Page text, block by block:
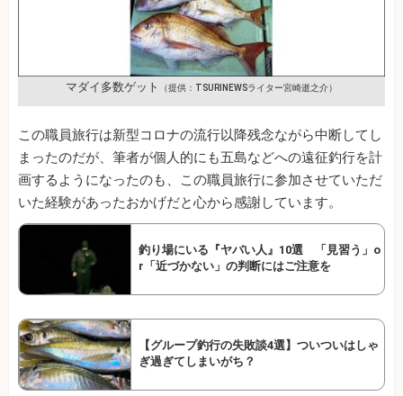
マダイ多数ゲット （提供：TSURINEWSライター宮崎逝之介）
この職員旅行は新型コロナの流行以降残念ながら中断してし
まったのだが、筆者が個人的にも五島などへの遠征釣行を計
画するようになったのも、この職員旅行に参加させていただ
いた経験があったおかげだと心から感謝しています。
釣り場にいる『ヤバい人』10選 「見習う」o
r「近づかない」の判断にはご注意を
【グループ釣行の失敗談4選】ついついはしゃ
ぎ過ぎてしまいがち？